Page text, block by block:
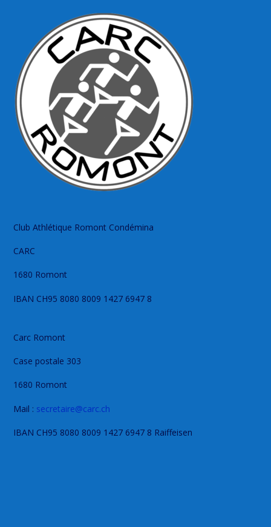
Club Athlétique Romont Condémina
CARC
1680 Romont
IBAN CH95 8080 8009 1427 6947 8
Carc Romont
Case postale 303
1680 Romont
Mail : secretaire@carc.ch
IBAN CH95 8080 8009 1427 6947 8 Raiffeisen